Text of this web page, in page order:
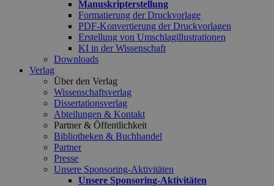
Manuskripterstellung
Formatierung der Druckvorlage
PDF-Konvertierung der Druckvorlagen
Erstellung von Umschlagillustrationen
KI in der Wissenschaft
Downloads
Verlag
Über den Verlag
Wissenschaftsverlag
Dissertationsverlag
Abteilungen & Kontakt
Partner & Öffentlichkeit
Bibliotheken & Buchhandel
Partner
Presse
Unsere Sponsoring-Aktivitäten
Unsere Sponsoring-Aktivitäten